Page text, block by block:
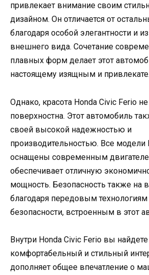
привлекает внимание своим
дизайном. Он отличается от
благодаря особой элегантности и
внешнего вида. Сочетание
плавных форм делает этот
настоящему изящным и
Однако, красота Honda Civic Ferio
поверхностна. Этот автомобиль
своей высокой надежностью и
производительностью. Все модели
оснащены современным
обеспечивает отличную
мощность. Безопасность также
благодаря передовым
безопасности, встроенным в этот
Внутри Honda Civic Ferio вы найдете
комфортабельный и стильный
дополняет общее впечатление о